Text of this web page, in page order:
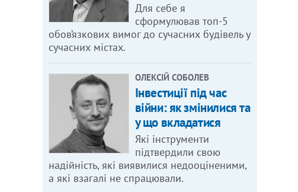
Для себе я
сформулював топ-5
обов’язкових вимог до сучасних будівель у
сучасних містах.
ОЛЕКСІЙ СОБОЛЕВ
Інвестиції під час
війни: як змінилися та
у що вкладатися
Які інструменти
підтвердили свою
надійність, які виявилися недооціненими,
а які взагалі не спрацювали.